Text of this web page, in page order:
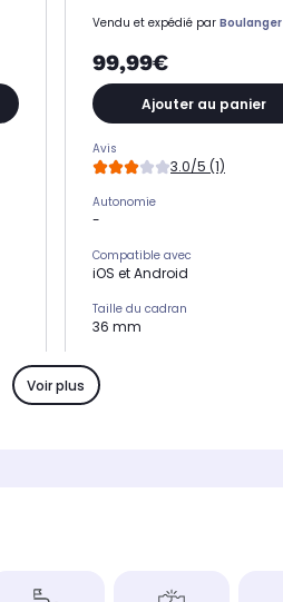
Vendu et expédié par Boulanger
99,99€
Ajouter au panier
Avis
3.0/5 (1)
Autonomie
-
Compatible avec
iOS et Android
Taille du cadran
36 mm
Silicone
Voir plus